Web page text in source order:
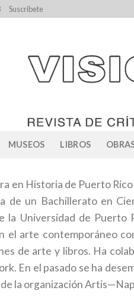
Suscríbete
MUSEOS LIBROS
en Historia de Puerto
de un Bachillerato en
la Universidad de Puerto
el arte contemporáneo
de arte y libros. Ha
En el pasado se ha
la organización